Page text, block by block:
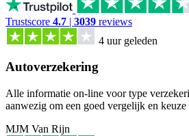
Trustscore 4.7 | 3039 reviews
4 uur geleden
Autoverzekering
Alle informatie on-line voor type
aanwezig om een goed vergelijk en keuze
MJM Van Rijn